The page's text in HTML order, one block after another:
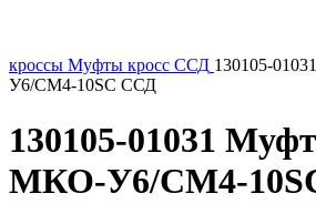
кроссы Муфты кросс ССД 130105-
У6/СМ4-10SC ССД
130105-01031
МКО-У6/СМ4-